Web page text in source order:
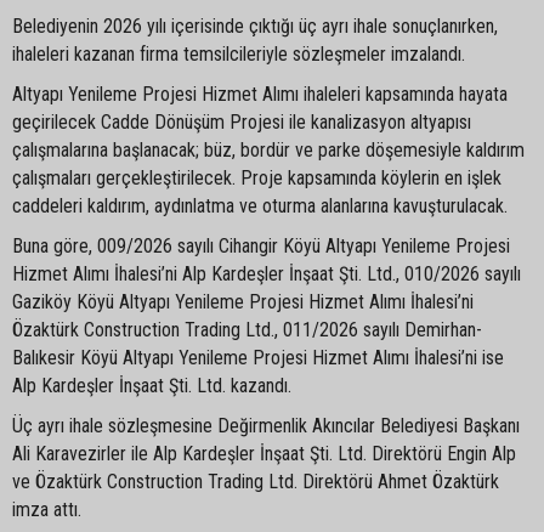
Belediyenin 2026 yılı içerisinde çıktığı üç ayrı ihale sonuçlanırken,
ihaleleri kazanan firma temsilcileriyle sözleşmeler imzalandı.
Altyapı Yenileme Projesi Hizmet Alımı ihaleleri kapsamında hayata
geçirilecek Cadde Dönüşüm Projesi ile kanalizasyon altyapısı
çalışmalarına başlanacak; büz, bordür ve parke döşemesiyle kaldırım
çalışmaları gerçekleştirilecek. Proje kapsamında köylerin en işlek
caddeleri kaldırım, aydınlatma ve oturma alanlarına kavuşturulacak.
Buna göre, 009/2026 sayılı Cihangir Köyü Altyapı Yenileme Projesi
Hizmet Alımı İhalesi’ni Alp Kardeşler İnşaat Şti. Ltd., 010/2026 sayılı
Gaziköy Köyü Altyapı Yenileme Projesi Hizmet Alımı İhalesi’ni
Özaktürk Construction Trading Ltd., 011/2026 sayılı Demirhan-
Balıkesir Köyü Altyapı Yenileme Projesi Hizmet Alımı İhalesi’ni ise
Alp Kardeşler İnşaat Şti. Ltd. kazandı.
Üç ayrı ihale sözleşmesine Değirmenlik Akıncılar Belediyesi Başkanı
Ali Karavezirler ile Alp Kardeşler İnşaat Şti. Ltd. Direktörü Engin Alp
ve Özaktürk Construction Trading Ltd. Direktörü Ahmet Özaktürk
imza attı.